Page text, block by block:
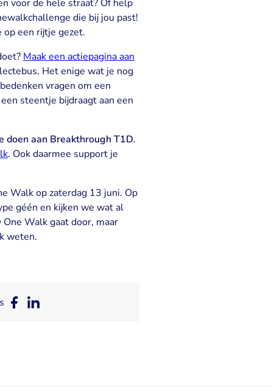
voor de hele straat? Of help
die bij jou past!
op een rijtje gezet.
Maak een actiepagina aan
Het enige wat je nog
vragen om een
steentje bijdraagt aan een
doen aan Breakthrough T1D.
. Ook daarmee support je
Walk op zaterdag 13 juni. Op
géén en kijken we wat al
Walk gaat door, maar
weten.
DeelDeel